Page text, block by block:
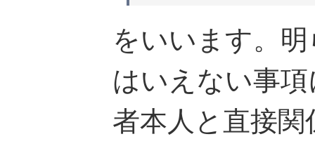
をいいます。
はいえない事
者本人と直接